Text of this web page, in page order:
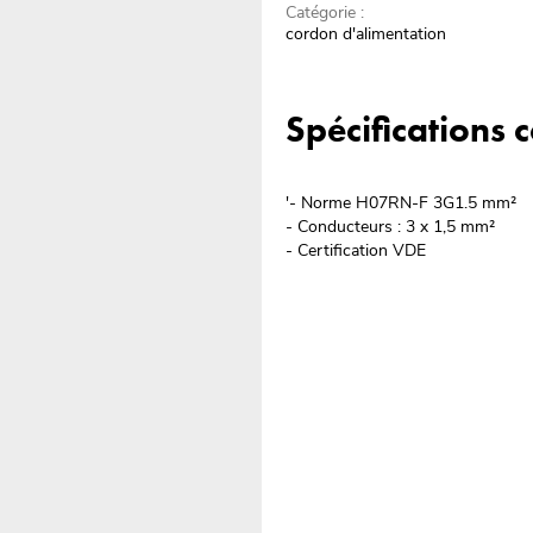
Catégorie :
cordon d'alimentation
Spécifications
'- Norme H07RN-F 3G1.5 mm²
- Conducteurs : 3 x 1,5 mm²
- Certification VDE